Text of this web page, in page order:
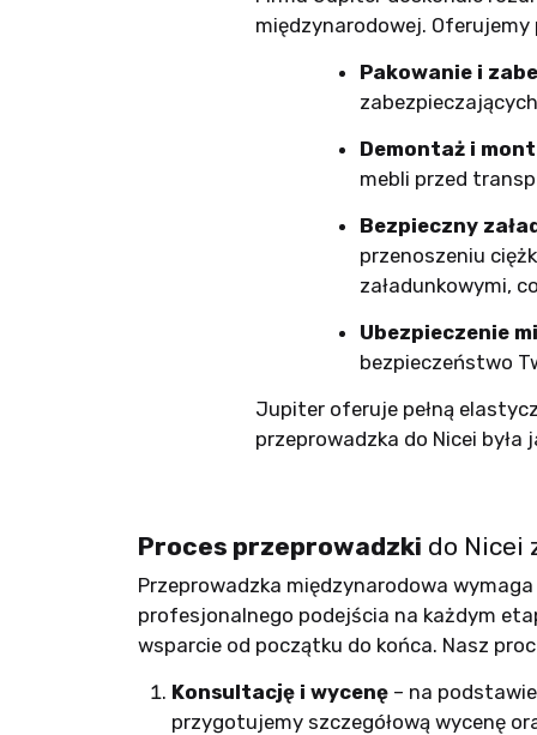
międzynarodowej. Oferujemy
Pakowanie i
Demontaż i
mebli przed
Bezpieczny
przenoszeniu
załadunkowymi,
Ubezpieczenie
bezpieczeństwo
Jupiter oferuje pełną
przeprowadzka do Nicei
Proces przeprowadzki do Nicei
Przeprowadzka międzynarodowa
profesjonalnego podejścia na każdym
wsparcie od początku do końca. Nasz
Konsultację i wycenę– na
przygotujemy szczegółową wycenę